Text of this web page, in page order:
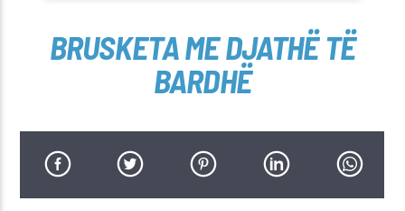
BRUSKETA ME DJATHË TË
BARDHË